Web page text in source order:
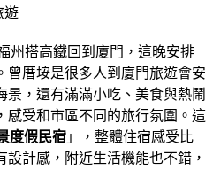
遊
州搭高鐵回到廈門，這晚安排
曾厝垵是很多人到廈門旅遊會安
，還有滿滿小吃、美食與熱鬧
感受和市區不同的旅行氛圍。這
度假民宿 」，整體住宿感受比
計感，附近生活機能也不錯，